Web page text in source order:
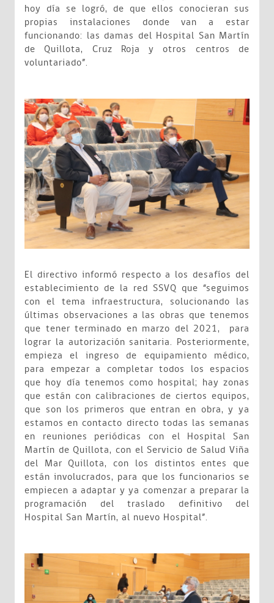
hoy día se logró, de que ellos conocieran sus
propias instalaciones donde van a estar
funcionando: las damas del Hospital San Martín
de Quillota, Cruz Roja y otros centros de
voluntariado”.
El directivo informó respecto a los desafíos del
establecimiento de la red SSVQ que “seguimos
con el tema infraestructura, solucionando las
últimas observaciones a las obras que tenemos
que tener terminado en marzo del 2021, para
lograr la autorización sanitaria. Posteriormente,
empieza el ingreso de equipamiento médico,
para empezar a completar todos los espacios
que hoy día tenemos como hospital; hay zonas
que están con calibraciones de ciertos equipos,
que son los primeros que entran en obra, y ya
estamos en contacto directo todas las semanas
en reuniones periódicas con el Hospital San
Martín de Quillota, con el Servicio de Salud Viña
del Mar Quillota, con los distintos entes que
están involucrados, para que los funcionarios se
empiecen a adaptar y ya comenzar a preparar la
programación del traslado definitivo del
Hospital San Martín, al nuevo Hospital”.